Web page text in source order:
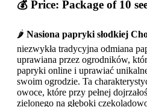
💰 Price: Package of 10
🌶️ Nasiona papryki słodkiej
niezwykła tradycyjna odmiana
uprawiana przez ogrodników,
papryki online i uprawiać
swoim ogrodzie. Ta
owoce, które przy pełnej
zielonego na głęboki